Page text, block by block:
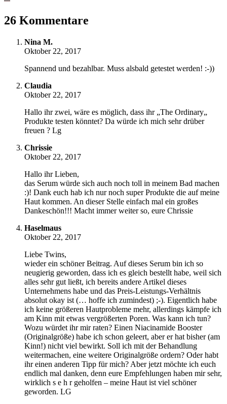
26 Kommentare
Nina M.
Oktober 22, 2017
Spannend und bezahlbar. Muss alsbald getestet werden! :-))
Claudia
Oktober 22, 2017
Hallo ihr zwei, wäre es möglich, dass ihr „The Ordinary„
Produkte testen könntet? Da würde ich mich sehr drüber
freuen ? Lg
Chrissie
Oktober 22, 2017
Hallo ihr Lieben,
das Serum würde sich auch noch toll in meinem Bad machen
:)! Dank euch hab ich nur noch super Produkte die auf meine
Haut kommen. An dieser Stelle einfach mal ein großes
Dankeschön!!! Macht immer weiter so, eure Chrissie
Haselmaus
Oktober 22, 2017
Liebe Twins,
wieder ein schöner Beitrag. Auf dieses Serum bin ich so
neugierig geworden, dass ich es gleich bestellt habe, weil sich
alles sehr gut ließt, ich bereits andere Artikel dieses
Unternehmens habe und das Preis-Leistungs-Verhältnis
absolut okay ist (… hoffe ich zumindest) ;-). Eigentlich habe
ich keine größeren Hautprobleme mehr, allerdings kämpfe ich
am Kinn mit etwas vergrößerten Poren. Was kann ich tun?
Wozu würdet ihr mir raten? Einen Niacinamide Booster
(Originalgröße) habe ich schon geleert, aber er hat bisher (am
Kinn!) nicht viel bewirkt. Soll ich mit der Behandlung
weitermachen, eine weitere Originalgröße ordern? Oder habt
ihr einen anderen Tipp für mich? Aber jetzt möchte ich euch
endlich mal danken, denn eure Empfehlungen haben mir sehr,
wirklich s e h r geholfen – meine Haut ist viel schöner
geworden. LG